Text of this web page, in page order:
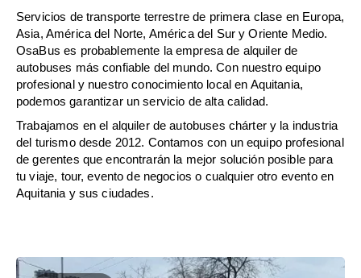
Servicios de transporte terrestre de primera clase en Europa,
Asia, América del Norte, América del Sur y Oriente Medio.
OsaBus es probablemente la empresa de alquiler de
autobuses más confiable del mundo. Con nuestro equipo
profesional y nuestro conocimiento local en Aquitania,
podemos garantizar un servicio de alta calidad.
Trabajamos en el alquiler de autobuses chárter y la industria
del turismo desde 2012. Contamos con un equipo profesional
de gerentes que encontrarán la mejor solución posible para
tu viaje, tour, evento de negocios o cualquier otro evento en
Aquitania y sus ciudades.